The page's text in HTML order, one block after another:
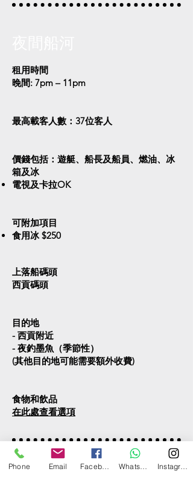
租用時間
晚間: 7pm – 11pm
最高載客人數：37位客人
價錢包括：遊艇、船長及船員、燃油、冰
箱及冰​​
電視及卡拉OK​
可附加項目
食用冰 $250
上落船碼頭
西貢碼頭
目的地
- 西貢附近
- 夜釣墨魚（季節性）
(其他目的地可能需要額外收費)
食物和飲品
在此處查看選項
如有任何問題，可直接聯絡我們。
Phone Email